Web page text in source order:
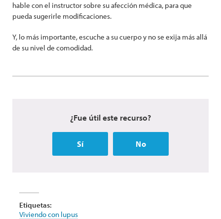
hable con el instructor sobre su afección médica, para que
pueda sugerirle modificaciones.
Y, lo más importante, escuche a su cuerpo y no se exija más allá
de su nivel de comodidad.
¿Fue útil este recurso?
Sí No
Etiquetas:
Viviendo con lupus